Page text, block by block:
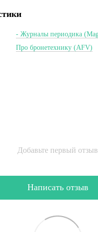
- Журналы периодика
Про бронетехнику (AFV)
Добавьте первый отзыв
Написать отзыв